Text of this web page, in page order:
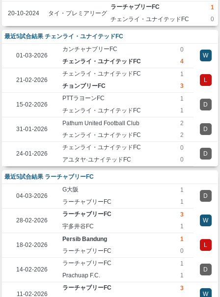
20-10-2024 タイ・プレミアリーグ
ラーチャブリーFC
1
チェンライ・ユナイテッドFC
0
最近5試合結果 チェンライ・ユナイテッドFC
01-03-2026
カンチャナブリーFC
0
W
チェンライ・ユナイテッドFC
4
21-02-2026
チェンライ・ユナイテッドFC
1
L
チョンブリーFC
3
15-02-2026
PTTラヨーンFC
1
D
チェンライ・ユナイテッドFC
1
31-01-2026
Pathum United Football Club
2
D
チェンライ・ユナイテッドFC
2
24-01-2026
チェンライ・ユナイテッドFC
0
D
アユタヤ·ユナイテッドFC
0
最近5試合結果 ラーチャブリーFC
04-03-2026
G大阪
1
D
ラーチャブリーFC
1
28-02-2026
ラーチャブリーFC
3
W
宇多井谷FC
1
18-02-2026
Persib Bandung
1
L
ラーチャブリーFC
0
14-02-2026
ラーチャブリーFC
1
D
Prachuap F.C.
1
11-02-2026
ラーチャブリーFC
3
W